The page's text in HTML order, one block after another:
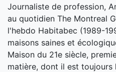
Journaliste de profession,
au quotidien The Montreal
l'hebdo Habitabec (1989-
maisons saines et
Maison du 21e siècle,
matière, dont il est